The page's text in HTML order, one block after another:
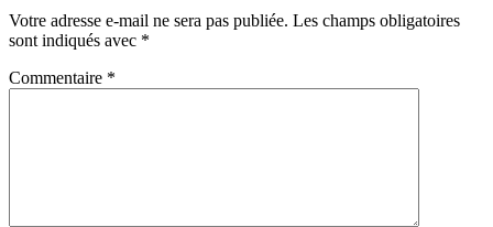
Votre adresse e-mail ne sera pas publiée. Les champs obligatoires
sont indiqués avec *
Commentaire *